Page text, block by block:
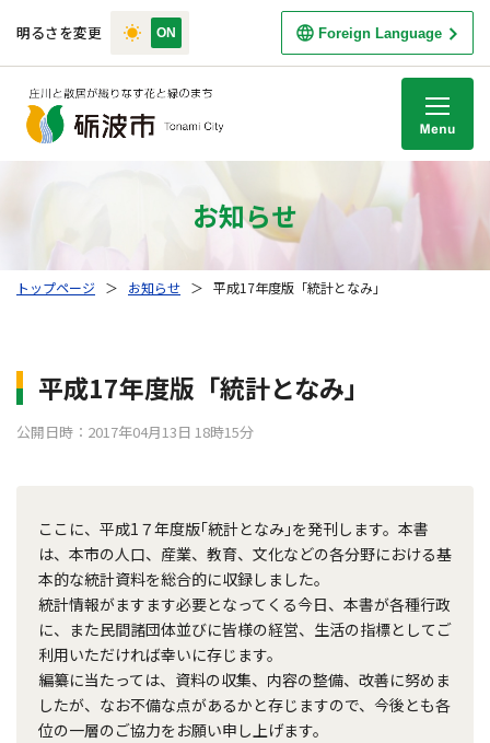
明るさを変更 Foreign Language
お知らせ
トップページ ＞ お知らせ ＞ 平成17年度版「統計となみ」
平成17年度版「統計となみ」
公開日時：2017年04月13日 18時15分
ここに、平成1７年度版｢統計となみ｣を発刊します。本書
は、本市の人口、産業、教育、文化などの各分野における基
本的な統計資料を総合的に収録しました。
統計情報がますます必要となってくる今日、本書が各種行政
に、また民間諸団体並びに皆様の経営、生活の指標としてご
利用いただければ幸いに存じます。
編纂に当たっては、資料の収集、内容の整備、改善に努めま
したが、なお不備な点があるかと存じますので、今後とも各
位の一層のご協力をお願い申し上げます。